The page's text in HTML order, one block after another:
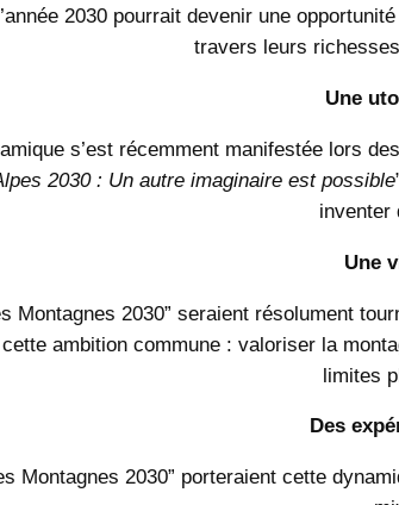
2030 pourrait devenir une
travers leurs
Une
s’est récemment manifestée lors
2030 : Un autre imaginaire est possible
inventer
Une
Montagnes 2030” seraient résolument
ambition commune : valoriser la
limites
Des
Montagnes 2030” porteraient cette